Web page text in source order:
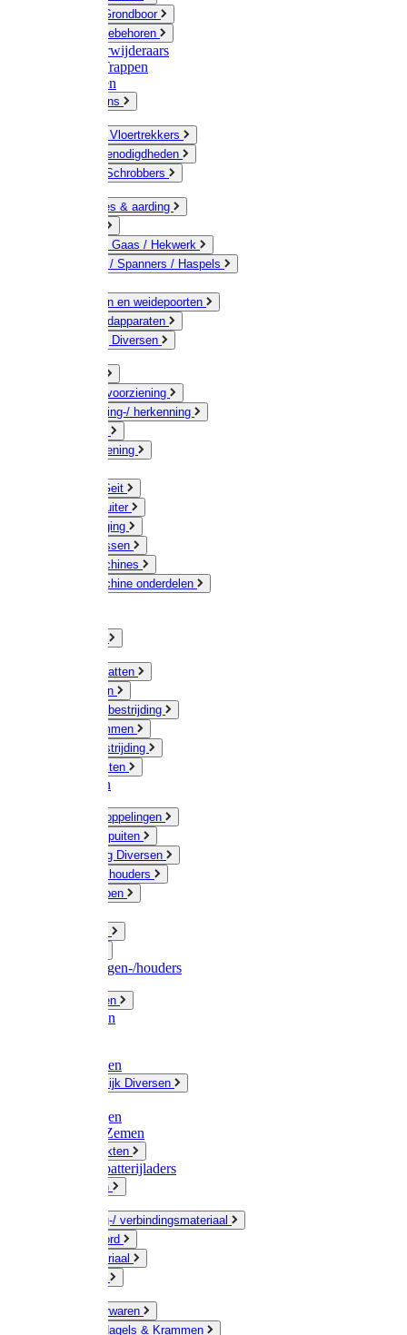
Hamers / Grondboor
Sledes / toebehoren
Onkruidverwijderaars
Ladders / Trappen
Werkbanken
Betonmolens
Bezems & Vloertrekkers
Schildersbenodigdheden
Borstels / Schrobbers
Accessoires & aarding
Geleiders / Gaas / Hekwerk
Verbinders / Spanners / Haspels
Doorgangen en weidepoorten
Schrikdraadapparaten
Afrastering Diversen
Drinkwatervoorziening
Veemarkering-/ herkenning
Voervoorziening
Schaap / Geit
Paard & Ruiter
Veeverzorging
Scheermessen
Scheermachines
Scheermachine onderdelen
Muizen / Ratten
Drukspuiten
Ongediertebestrijding
Mollenklemmen
Onkruidbestrijding
Vliegenkasten
Meststoffen
Messing koppelingen
Gieters / Spuiten
Besproeiing Diversen
Slangen & houders
Waterpompen
Slangenwagen-/houders
Olie / Vetten
Chemicalien
Plasticzakken
Huishoudelijk Diversen
Zaksluitingen
Sponzen / Zemen
Zeepprodukten
Batterij & batterijladers
Zaklampen
Verpakking-/ verbindingsmateriaal
Touw / Koord
Afdekmateriaal
Kleine ijzerwaren
Spijkers, Nagels & Krammen